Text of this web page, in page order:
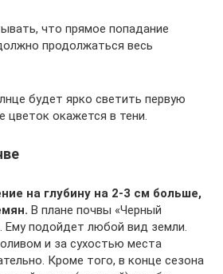
что прямое попадание
продолжаться весь
будет ярко светить первую
цветок окажется в тени.
на глубину на 2-3 см больше,
В плане почвы «Черный
Ему подойдет любой вид земли.
и за сухостью места
Кроме того, в конце сезона